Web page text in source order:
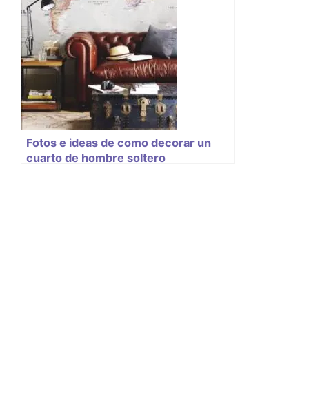
Fotos e ideas de como decorar un
cuarto de hombre soltero